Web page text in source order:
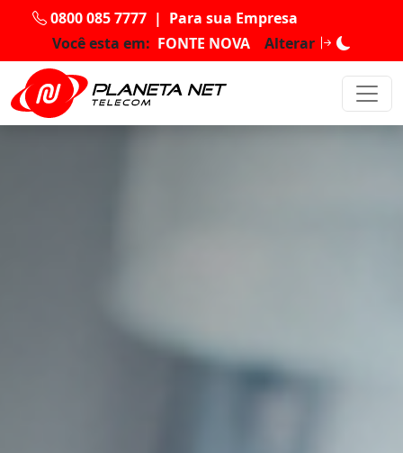
0800 085 7777 | Para sua Empresa
Você esta em: FONTE NOVA Alterar